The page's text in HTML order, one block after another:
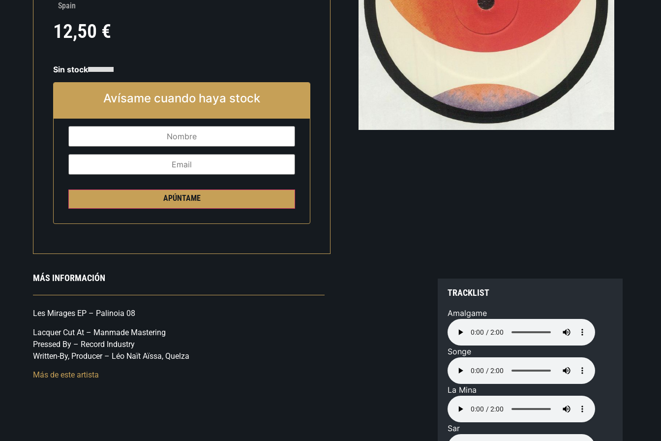
Spain
12,50 €
Sin stock
Avísame cuando haya stock
APÚNTAME
MÁS INFORMACIÓN
Les Mirages EP – Palinoia 08
Lacquer Cut At – Manmade Mastering
Pressed By – Record Industry
Written-By, Producer – Léo Naït Aïssa, Quelza
Más de este artista
TRACKLIST
Amalgame
Songe
La Mina
Sar